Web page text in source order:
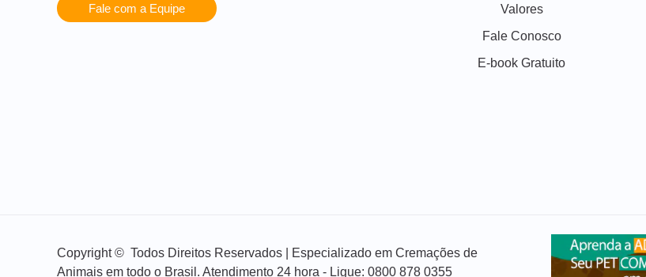
Fale com a Equipe
Valores
Fale Conosco
E-book Gratuito
Copyright © Todos Direitos Reservados | Especializado em Cremações de
Animais em todo o Brasil. Atendimento 24 hora - Ligue: 0800 878 0355